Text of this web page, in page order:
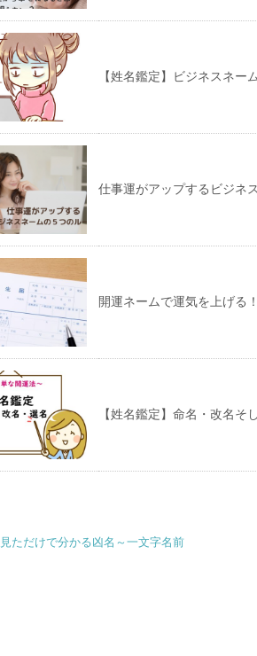
【姓名鑑定】ビジネスネー
仕事運がアップするビジネ
開運ネームで運気を上げる！
【姓名鑑定】命名・改名そ
見ただけで分かる凶名～一文字名前